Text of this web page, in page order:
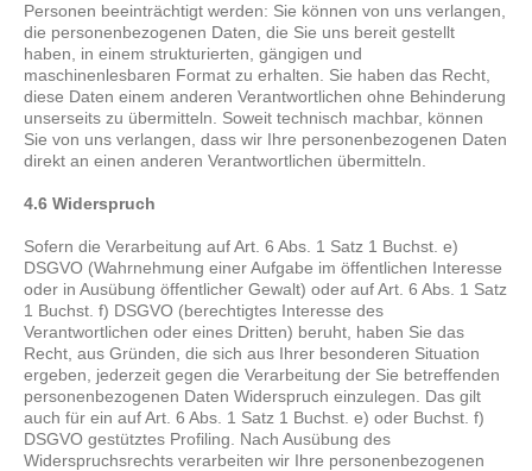
Personen beeinträchtigt werden: Sie können von uns verlangen,
die personenbezogenen Daten, die Sie uns bereit gestellt
haben, in einem strukturierten, gängigen und
maschinenlesbaren Format zu erhalten. Sie haben das Recht,
diese Daten einem anderen Verantwortlichen ohne Behinderung
unserseits zu übermitteln. Soweit technisch machbar, können
Sie von uns verlangen, dass wir Ihre personenbezogenen Daten
direkt an einen anderen Verantwortlichen übermitteln.
4.6 Widerspruch
Sofern die Verarbeitung auf Art. 6 Abs. 1 Satz 1 Buchst. e)
DSGVO (Wahrnehmung einer Aufgabe im öffentlichen Interesse
oder in Ausübung öffentlicher Gewalt) oder auf Art. 6 Abs. 1 Satz
1 Buchst. f) DSGVO (berechtigtes Interesse des
Verantwortlichen oder eines Dritten) beruht, haben Sie das
Recht, aus Gründen, die sich aus Ihrer besonderen Situation
ergeben, jederzeit gegen die Verarbeitung der Sie betreffenden
personenbezogenen Daten Widerspruch einzulegen. Das gilt
auch für ein auf Art. 6 Abs. 1 Satz 1 Buchst. e) oder Buchst. f)
DSGVO gestütztes Profiling. Nach Ausübung des
Widerspruchsrechts verarbeiten wir Ihre personenbezogenen